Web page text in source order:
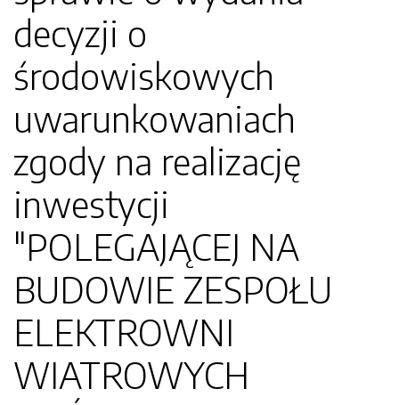
decyzji o
środowiskowych
uwarunkowaniach
zgody na realizację
inwestycji
"POLEGAJĄCEJ NA
BUDOWIE ZESPOŁU
ELEKTROWNI
WIATROWYCH